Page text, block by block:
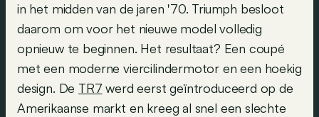
in het midden van de jaren '70. Triumph besloot
daarom om voor het nieuwe model volledig
opnieuw te beginnen. Het resultaat? Een coupé
met een moderne viercilindermotor en een hoekig
design. De TR7 werd eerst geïntroduceerd op de
Amerikaanse markt en kreeg al snel een slechte